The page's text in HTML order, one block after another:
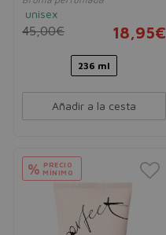
unisex
45,00€ 18,95€
236 ml
Añadir a la cesta
% PRECIO
MÍNIMO